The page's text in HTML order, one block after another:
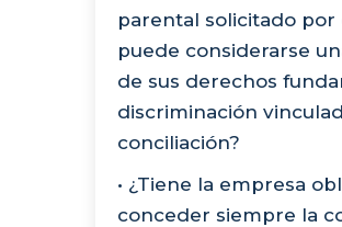
parental solicitado por
puede considerarse
de sus derechos
discriminación
conciliación?
• ¿Tiene la empresa
conceder siempre la